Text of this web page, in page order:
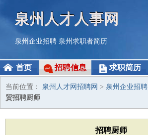
泉州人才人事网
泉州企业招聘 泉州求职者简历
首页 招聘信息 求职简历
当前位置： 泉州人才网招聘网 > 泉州企业招聘
贸招聘厨师
招聘厨师